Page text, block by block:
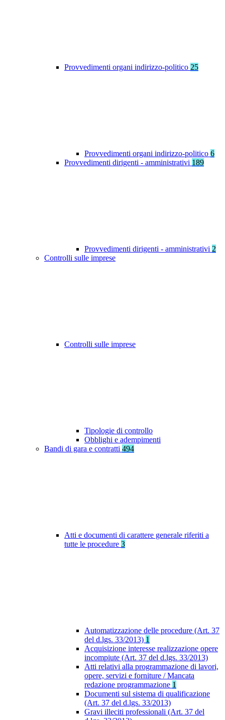
Provvedimenti organi indirizzo-politico 25
Provvedimenti organi indirizzo-politico 6
Provvedimenti dirigenti - amministrativi 189
Provvedimenti dirigenti - amministrativi 2
Controlli sulle imprese
Controlli sulle imprese
Tipologie di controllo
Obblighi e adempimenti
Bandi di gara e contratti 494
Atti e documenti di carattere generale riferiti a
tutte le procedure 3
Automatizzazione delle procedure (Art. 37
del d.lgs. 33/2013) 1
Acquisizione interesse realizzazione opere
incompiute (Art. 37 del d.lgs. 33/2013)
Atti relativi alla programmazione di lavori,
opere, servizi e forniture / Mancata
redazione programmazione 1
Documenti sul sistema di qualificazione
(Art. 37 del d.lgs. 33/2013)
Gravi illeciti professionali (Art. 37 del